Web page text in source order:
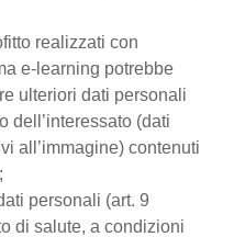
realizzati con
e-learning potrebbe
ulteriori dati personali
dell’interessato (dati
all’immagine) contenuti
personali (art. 9
di salute, a condizioni